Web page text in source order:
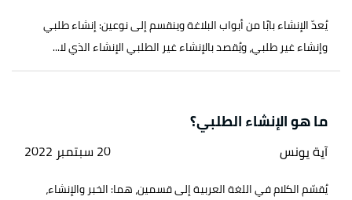
يُعدّ الإنشاء بابًا من أبواب البلاغة وينقسم إلى نوعين: إنشاء طلبي
وإنشاء غير طلبي، ويُقصد بالإنشاء غير الطلبي الإنشاء الذي لا...
ما هو الإنشاء الطلبي؟
آية يونس 20 سبتمبر 2022
يُقسّم الكلام في اللغة العربية إلى قسمين، هما: الخبر والإنشاء،